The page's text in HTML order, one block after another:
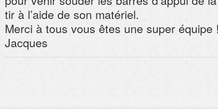
tir à l’aide de son matériel.
Merci à tous vous êtes une super équipe
Jacques